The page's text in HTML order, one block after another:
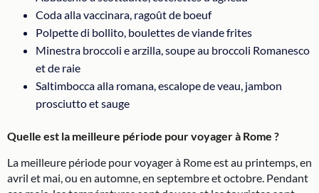
Coda alla vaccinara, ragoût de boeuf
Polpette di bollito, boulettes de viande frites
Minestra broccoli e arzilla, soupe au broccoli Romanesco
et de raie
Saltimbocca alla romana, escalope de veau, jambon
prosciutto et sauge
Quelle est la meilleure période pour voyager à Rome ?
La meilleure période pour voyager à Rome est au printemps, en
avril et mai, ou en automne, en septembre et octobre. Pendant